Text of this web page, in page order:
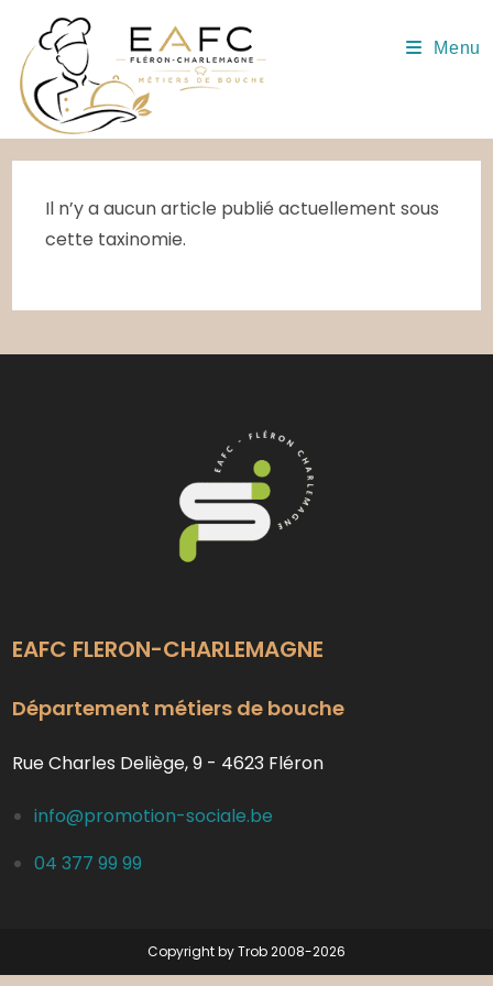
content
Menu
Il n’y a aucun article publié actuellement sous
cette taxinomie.
EAFC FLERON-CHARLEMAGNE
Département métiers de bouche
Rue Charles Deliège, 9 - 4623 Fléron
info@promotion-sociale.be
04 377 99 99
Copyright by Trob 2008-2026